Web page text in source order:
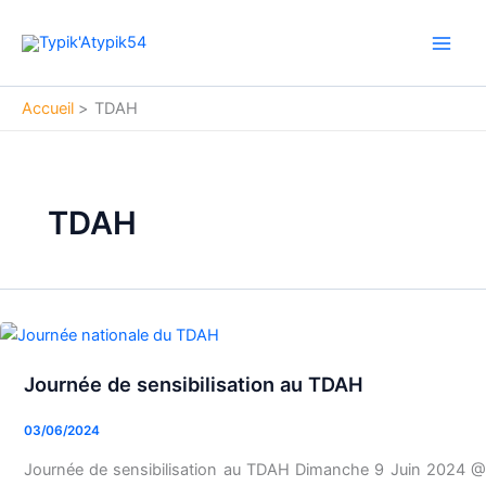
Accueil TDAH
TDAH
Journée de sensibilisation au TDAH
03/06/2024
Journée de sensibilisation au TDAH Dimanche 9 Juin 2024 @
Journée
sensibilisation
au